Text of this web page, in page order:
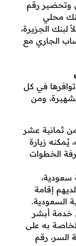
وتحضير رقم
محلي
الجزيرة،
الجاري مع
في كل
ومن
ثمانية عشر
يُمكنه زيارة
الخطوات
سعودية،
إقامة
السعودية.
أبشر
الخاصة به على
السر، رقم